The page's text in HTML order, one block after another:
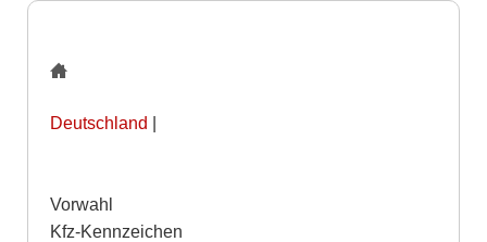
Deutschland |
Vorwahl
Kfz-Kennzeichen